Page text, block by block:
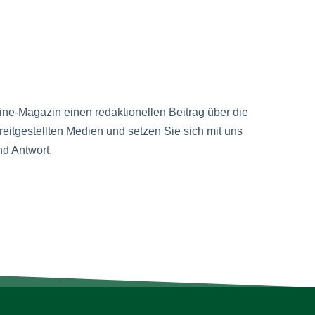
Magazin einen redaktionellen Beitrag über die
Medien und setzen Sie sich mit uns
Antwort.